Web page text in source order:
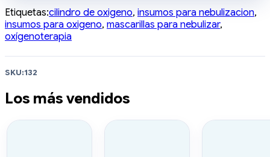
Etiquetas:cilindro de oxigeno, insumos para nebulizacion,
insumos para oxigeno, mascarillas para nebulizar,
oxígenoterapia
SKU:132
Los más vendidos